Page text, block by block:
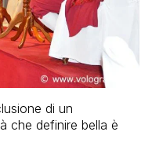
di un
che definire bella è